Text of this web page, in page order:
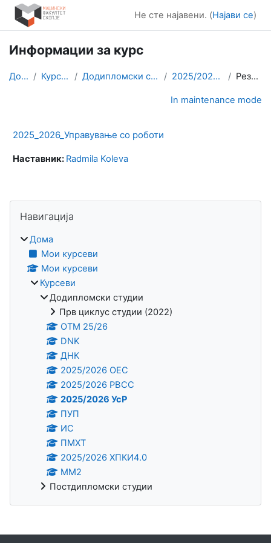
Оди до главна содржина
Не сте најавени. (Најави се)
Информации за курс
Дома Курсеви Додипломски студии 2025/2026 УсР Резиме
In maintenance mode
2025_2026_Управување со роботи
Наставник: Radmila Koleva
Блокови
Навигација
Дома
Мои курсеви
Мои курсеви
Курсеви
Додипломски студии
Прв циклус студии (2022)
OTM 25/26
DNK
ДНК
2025/2026 ОЕС
2025/2026 РВСС
2025/2026 УсР
ПУП
ИС
ПМХТ
2025/2026 ХПКИ4.0
ММ2
Постдипломски студии
Supplementary blocks